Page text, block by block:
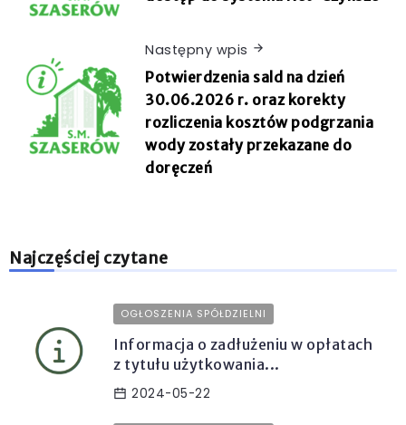
Następny wpis
Potwierdzenia sald na dzień
30.06.2026 r. oraz korekty
rozliczenia kosztów podgrzania
wody zostały przekazane do
doręczeń
Najczęściej czytane
OGŁOSZENIA SPÓŁDZIELNI
Informacja o zadłużeniu w opłatach
z tytułu użytkowania...
2024-05-22